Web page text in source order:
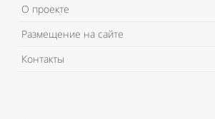
О проекте
Размещение на сайте
Контакты